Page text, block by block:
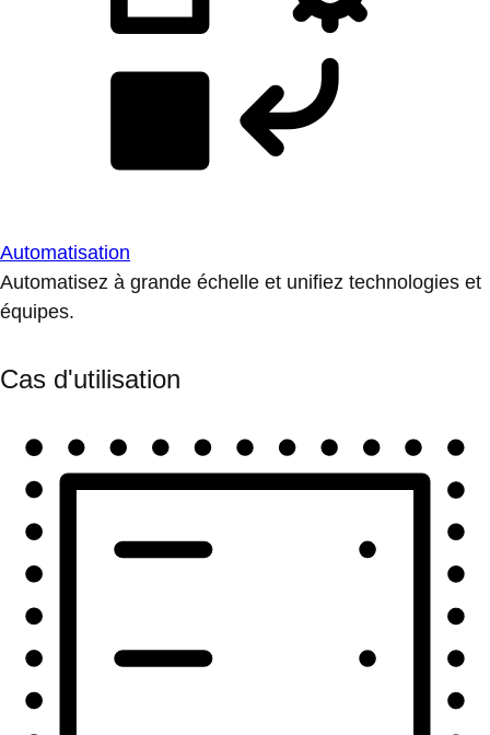
Automatisation
Automatisez à grande échelle et unifiez technologies et
équipes.
Cas d'utilisation